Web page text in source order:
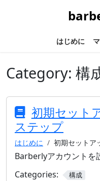
はじめに
Category: 構
初期セット
ステップ
はじめに 初期セットア
Barberlyアカウントを
Categories:
構成